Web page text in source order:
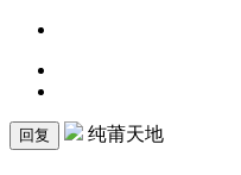
回复 纯莆天地